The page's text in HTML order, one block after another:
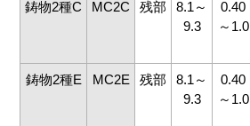
鋳物2種C MC2C 残部
8.1～
9.3
0.40
～1.0
鋳物2種E MC2E 残部
8.1～
9.3
0.40
～1.0